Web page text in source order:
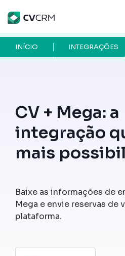
INTEGRAÇÕES
INÍCIO
CV + Mega: a
integração
mais
Baixe as informações de
Mega e envie reservas de
plataforma.